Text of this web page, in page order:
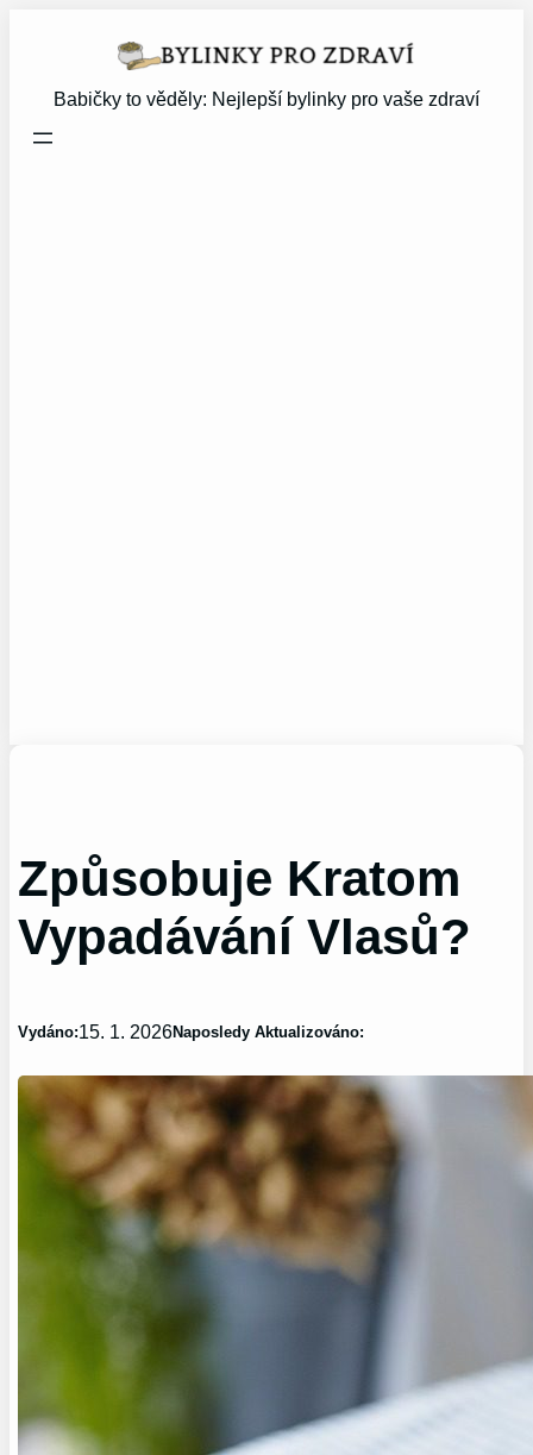
Babičky to věděly: Nejlepší bylinky pro vaše zdraví
Způsobuje Kratom
Vypadávání Vlasů?
Vydáno:15. 1. 2026Naposledy Aktualizováno: